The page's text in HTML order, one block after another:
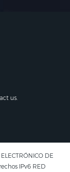
us.
DE
IPv6 RED